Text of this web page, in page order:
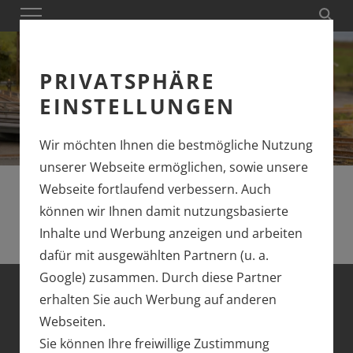
PRIVATSPHÄRE
EINSTELLUNGEN
Wir möchten Ihnen die bestmögliche Nutzung
unserer Webseite ermöglichen, sowie unsere
Webseite fortlaufend verbessern. Auch
können wir Ihnen damit nutzungsbasierte
Inhalte und Werbung anzeigen und arbeiten
dafür mit ausgewählten Partnern (u. a.
Google) zusammen. Durch diese Partner
erhalten Sie auch Werbung auf anderen
Webseiten.
Sie können Ihre freiwillige Zustimmung
MÄRKLIN H0